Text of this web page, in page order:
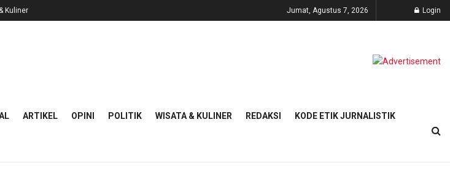
Kuliner Jumat, Agustus 7, 2026 Login
ARTIKEL OPINI POLITIK WISATA & KULINER REDAKSI KODE ETIK JURNALISTIK